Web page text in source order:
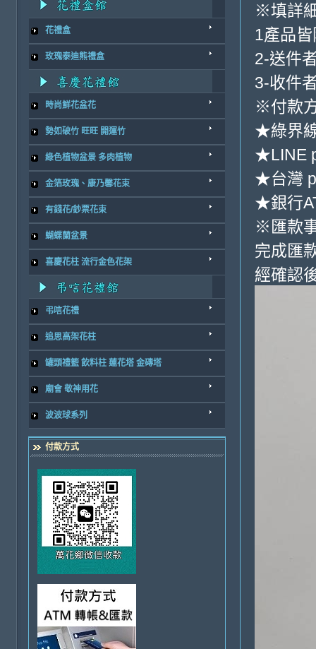
花禮盒
玫瑰泰迪熊禮盒
時尚鮮花盆花
勢如破竹 旺旺 開運竹
綠色植物盆景 多肉植物
金箔玫瑰、康乃馨花束
有錢花/鈔票花束
蝴蝶蘭盆景
喜慶花柱 流行金色花架
弔唁花禮
追思高架花柱
罐頭禮籃 飲料柱 蓮花塔 金磚塔
廟會 敬神用花
波波球系列
付款方式
※填詳
1產品
2-送件
3-收件
※付款
★綠界
★LINE
★台灣
★銀行
※匯款
完成匯
經確認